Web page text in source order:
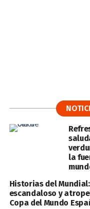
la
Historias del
escandaloso y
Copa del Mundo